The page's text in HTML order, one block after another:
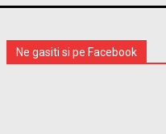
Ne gasiti si pe Facebook